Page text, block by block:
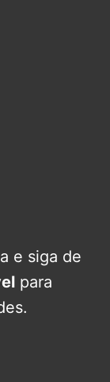
e siga de
para